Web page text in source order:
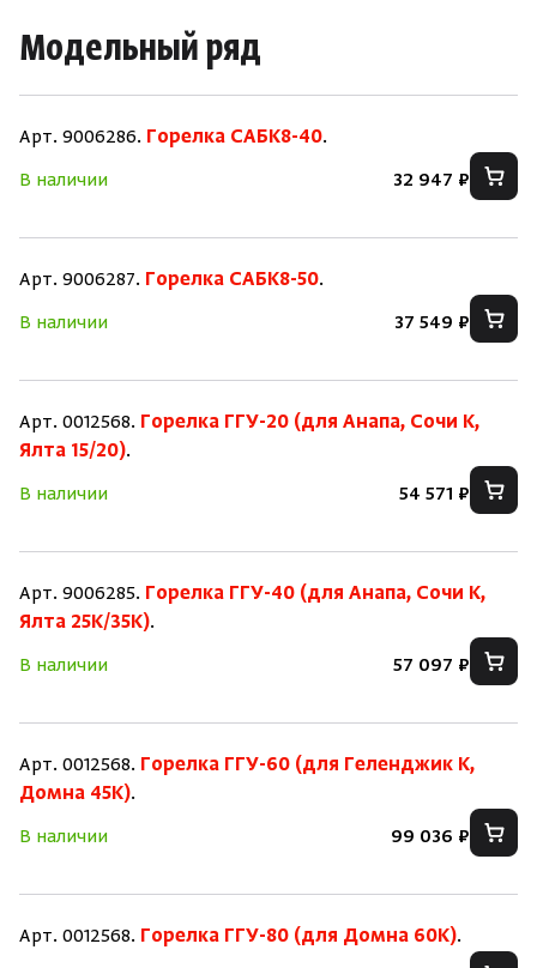
Модельный ряд
Арт. 9006286. Горелка САБК8-40.
В наличии
32 947 ₽
Арт. 9006287. Горелка САБК8-50.
В наличии
37 549 ₽
Арт. 0012568. Горелка ГГУ-20 (для Анапа, Сочи К,
Ялта 15/20).
В наличии
54 571 ₽
Арт. 9006285. Горелка ГГУ-40 (для Анапа, Сочи К,
Ялта 25К/35К).
В наличии
57 097 ₽
Арт. 0012568. Горелка ГГУ-60 (для Геленджик К,
Домна 45К).
В наличии
99 036 ₽
Арт. 0012568. Горелка ГГУ-80 (для Домна 60К).
На главную
Войти
Нет аккаунта?
Зарегистрироваться